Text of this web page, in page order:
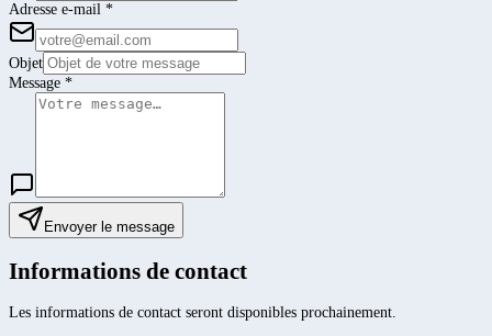
Adresse e-mail *
Objet
Message *
Envoyer le message
Informations de contact
Les informations de contact seront disponibles prochainement.